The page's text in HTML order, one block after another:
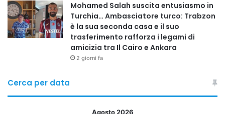
Mohamed Salah suscita entusiasmo in
Turchia… Ambasciatore turco: Trabzon
è la sua seconda casa e il suo
trasferimento rafforza i legami di
amicizia tra Il Cairo e Ankara
2 giorni fa
Cerca per data
Agosto 2026